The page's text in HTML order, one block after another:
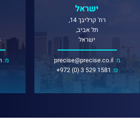
:מ
ישראל
רח' קרליבך 14,
תל אביב,
ישראל
precise@precise.co.il :מ
+972 (0) 3 529 1581 :ט